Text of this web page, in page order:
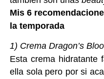
Mis 6
la temporada
1) Crema Dragon’s
Esta crema hidratante
ella sola pero por si